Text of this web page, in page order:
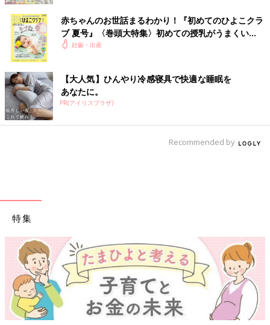
赤ちゃんのお世話まるわかり！『初めてのひよこクラ
ブ 夏号』〈巻頭大特集〉初めての授乳がうまくい
く！ おっぱい・ミルクの基本と夏のトラブル 解決テ
妊娠・出産
【大人気】ひんやり冷感寝具で快適な睡眠を
あなたに。
PR(アイリスプラザ)
Recommended by
特集